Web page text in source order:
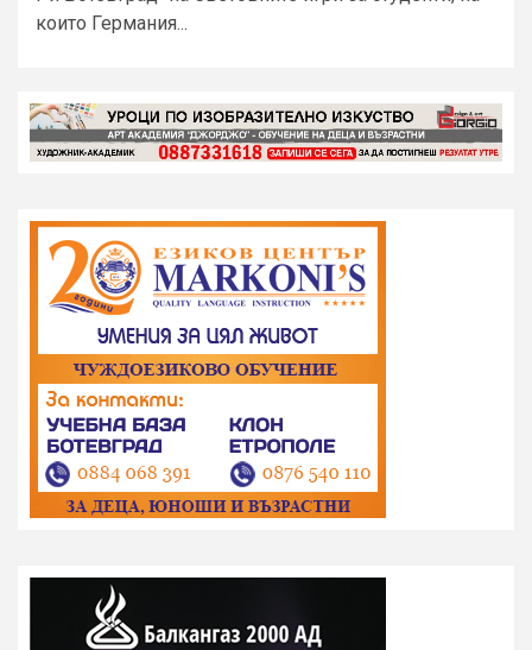
които Германия...